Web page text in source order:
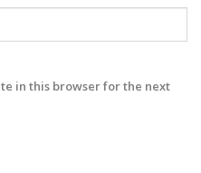
in this browser for the next